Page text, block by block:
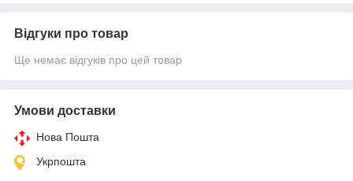
Відгуки про товар
Ще немає відгуків про цей товар
Умови доставки
Нова Пошта
Укрпошта